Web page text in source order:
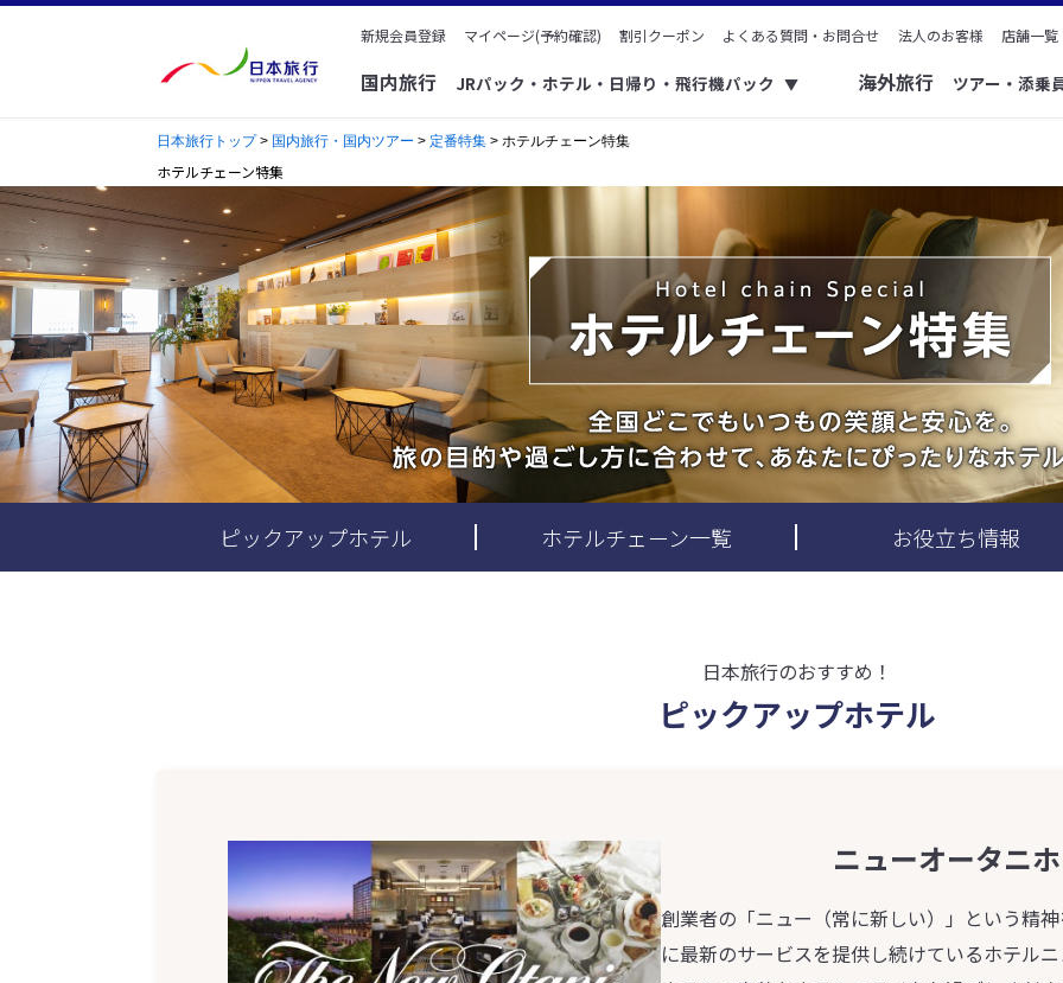
新規会員登録 マイページ(予約確認) 割引クーポン よくある質問・お問合せ 法人のお客様 店舗一覧
国内旅行 JRパック・ホテル・日帰り・飛行機パック ▼ 海外旅行 ツアー・添乗
日本旅行トップ> 国内旅行・国内ツアー > 定番特集 > ホテルチェーン特集
ホテルチェーン特集
ピックアップホテル ホテルチェーン一覧 お役立ち情報
日本旅行のおすすめ！
ピックアップホテル
ニューオータニ
創業者の「ニュー（常に新しい）」という精
に最新のサービスを提供し続けているホテル